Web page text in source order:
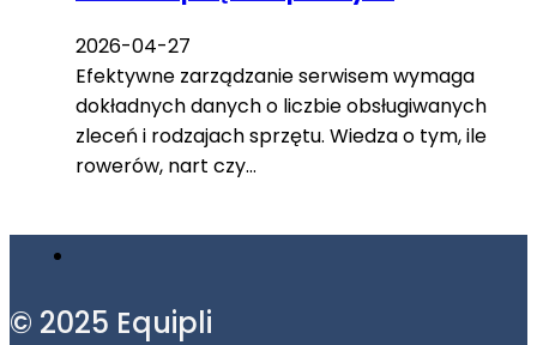
2026-04-27
Efektywne zarządzanie serwisem wymaga
dokładnych danych o liczbie obsługiwanych
zleceń i rodzajach sprzętu. Wiedza o tym, ile
rowerów, nart czy…
© 2025 Equipli